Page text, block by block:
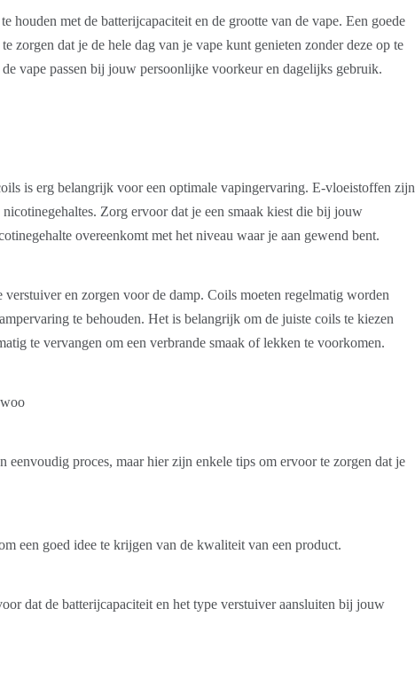
houden met de batterijcapaciteit en de grootte van de vape. Een goede
zorgen dat je de hele dag van je vape kunt genieten zonder deze op te
vape passen bij jouw persoonlijke voorkeur en dagelijks gebruik.
is erg belangrijk voor een optimale vapingervaring. E-vloeistoffen zijn
Zorg ervoor dat je een smaak kiest die bij jouw
overeenkomt met het niveau waar je aan gewend bent.
en zorgen voor de damp. Coils moeten regelmatig worden
te behouden. Het is belangrijk om de juiste coils te kiezen
te vervangen om een verbrande smaak of lekken te voorkomen.
eenvoudig proces, maar hier zijn enkele tips om ervoor te zorgen dat je
een goed idee te krijgen van de kwaliteit van een product.
dat de batterijcapaciteit en het type verstuiver aansluiten bij jouw